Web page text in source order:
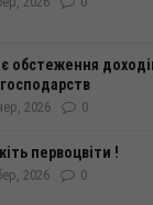
обстеження
2026 0
первоцвіти !
2026 0